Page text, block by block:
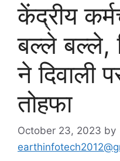
केंद्रीय
बल्ले बल्ले,
ने दिवाली
तोहफा
October 23, 2023 by